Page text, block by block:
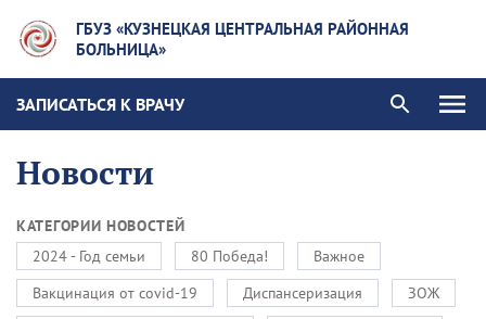
ГБУЗ «КУЗНЕЦКАЯ ЦЕНТРАЛЬНАЯ РАЙОННАЯ
БОЛЬНИЦА»
ЗАПИСАТЬСЯ К ВРАЧУ
Новости
КАТЕГОРИИ НОВОСТЕЙ
2024 - Год семьи
80 Победа!
Важное
Вакцинация от covid-19
Диспансеризация
ЗОЖ